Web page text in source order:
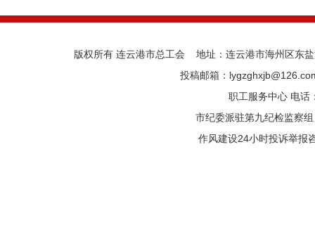
版权所有 连云港市总工会 地址：连云港市海州区东
投稿邮箱：
职工服务中心 电话
市纪委派驻第九纪检监察
作风建设24小时投诉举报